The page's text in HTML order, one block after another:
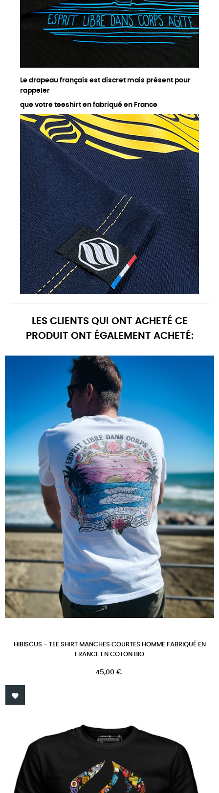
Le drapeau français est discret mais présent pour
rappeler
que votre teeshirt en fabriqué en France
LES CLIENTS QUI ONT ACHETÉ CE
PRODUIT ONT ÉGALEMENT ACHETÉ:
HIBISCUS - TEE SHIRT MANCHES COURTES HOMME FABRIQUÉ EN
FRANCE EN COTON BIO
Prix
45,00 €
